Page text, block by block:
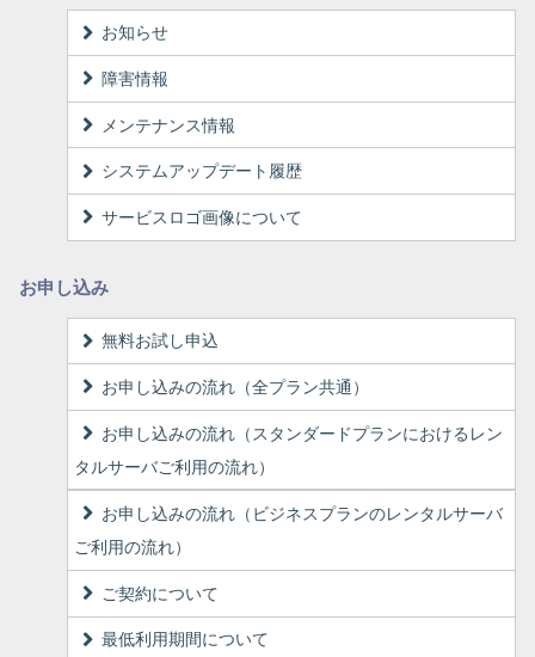
お知らせ
障害情報
メンテナンス情報
システムアップデート履歴
サービスロゴ画像について
お申し込み
無料お試し申込
お申し込みの流れ（全プラン共通）
お申し込みの流れ（スタンダードプランにおけるレン
タルサーバご利用の流れ）
お申し込みの流れ（ビジネスプランのレンタルサーバ
ご利用の流れ）
ご契約について
最低利用期間について